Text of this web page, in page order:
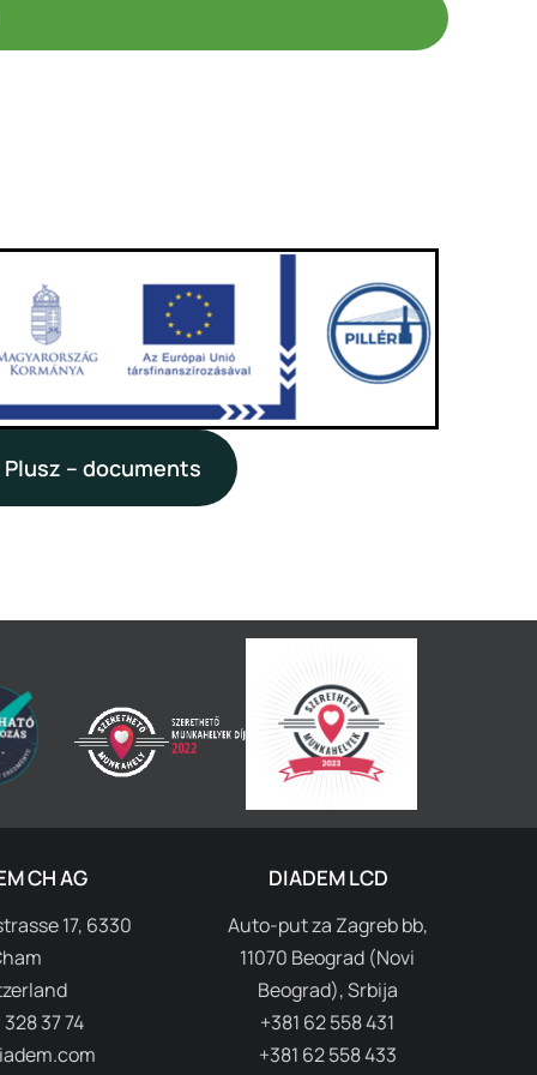
Plusz – documents
CH AG
17, 6330
328 37 74
DIADEM LCD
Auto-put za Zagreb bb,
11070 Beograd (Novi
Beograd), Srbija
+381 62 558 431
+381 62 558 433